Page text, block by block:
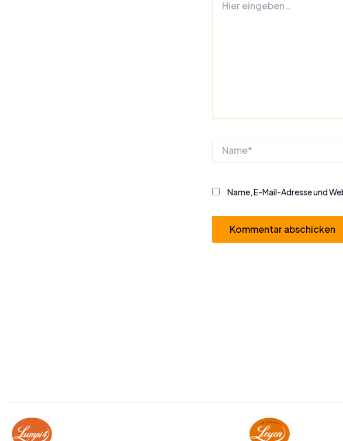
eingeben…
Name, E-Mail-Adresse und